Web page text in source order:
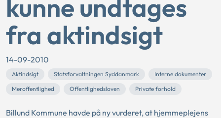
kunne undtages
fra aktindsigt
14-09-2010
Aktindsigt Statsforvaltningen Syddanmark
Interne dokumenter
Meroffentlighed
Offentlighedsloven Private forhold
Billund Kommune havde på ny vurderet, at hjemmeplejens